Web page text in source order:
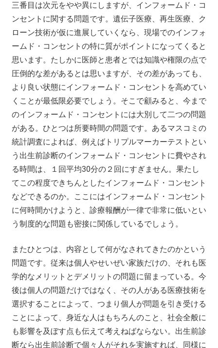
三番目は次元をやや異にしますが、インフォームド・コ
ンセントに関する問題です。遺伝子医療、再生医療、ク
ローン技術が仮に進展していくなら、現場でのインフォ
ームド・コンセントの特に質がポイントになってくると
思います。たしかに医師と患者とでは知識や権限の点で
圧倒的な差があるとは思いますが、その差があっても、
より良い状態にインフォームド・コンセントを高めてい
くことが最低限必要でしょう。そこで顧みると、今まで
のインフォームド・コンセントには大別して二つの問題
がある。ひとつは所要時間の問題です。あるマスコミの
統計調査によれば、例えばトリプルマーカーテストとい
う出生前診断のインフォームド・コンセントに費やされ
る時間は、１回平均30分の２回にすぎません。果たし
てこの程度できちんとしたインフォームド・コンセント
などできるのか。ここにはインフォームド・コンセント
に何時間かけようと、診療報酬が一律で非常に低いとい
う制度的な問題も密接に関係しているでしょう。
またひとつは、内容として何がなされてきたのかという
問題です。従来は個人やせいぜい家族だけの、それも医
学的なメリットとデメリットの問題に留まっている。今
後は個人の問題だけではなく、その人がある医療技術を
選択することによって、つまり個人が問題を引き受ける
ことによって、身近な人はもちろんのこと、社会全般に
も影響を及ぼす点も伝えて考えねばならない。出生前診
断なら出生前診断で個々人がそれを実施すれば、同様に